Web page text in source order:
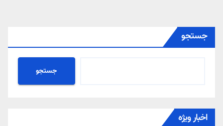
جستجو
جستجو
اخبار ویژه